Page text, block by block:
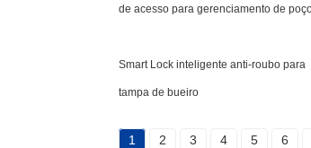
de acesso para gerenciamento de
Smart Lock inteligente anti-roubo para
tampa de bueiro
1 2 3 4 5 6